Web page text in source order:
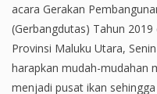
acara Gerakan
(Gerbangdutas) Tahun
Provinsi Maluku Utara,
harapkan mudah-mudahan
menjadi pusat ikan